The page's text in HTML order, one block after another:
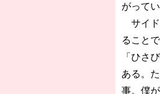
がってい
サイド
ること
「ひさ
ある。
事。僕